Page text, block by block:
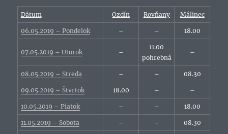
Dátum Ozdín Rovňany Málinec
06.05.2019 – Pondelok – – 18.00
07.05.2019 – Utorok –
11.00
pohrebná
–
08.05.2019 – Streda – – 08.30
09.05.2019 – Štvrtok 18.00 – –
10.05.2019 – Piatok – – 18.00
11.05.2019 – Sobota – – 08.30